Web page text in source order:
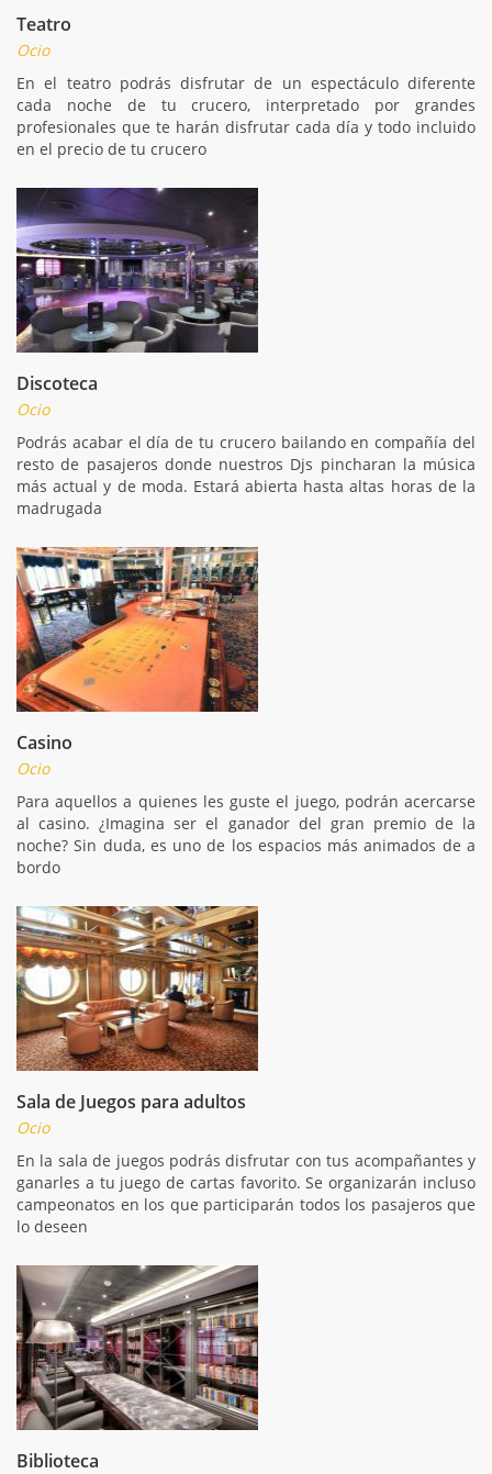
Teatro
Ocio
En el teatro podrás disfrutar de un espectáculo diferente
cada noche de tu crucero, interpretado por grandes
profesionales que te harán disfrutar cada día y todo incluido
en el precio de tu crucero
Discoteca
Ocio
Podrás acabar el día de tu crucero bailando en compañía del
resto de pasajeros donde nuestros Djs pincharan la música
más actual y de moda. Estará abierta hasta altas horas de la
madrugada
Casino
Ocio
Para aquellos a quienes les guste el juego, podrán acercarse
al casino. ¿Imagina ser el ganador del gran premio de la
noche? Sin duda, es uno de los espacios más animados de a
bordo
Sala de Juegos para adultos
Ocio
En la sala de juegos podrás disfrutar con tus acompañantes y
ganarles a tu juego de cartas favorito. Se organizarán incluso
campeonatos en los que participarán todos los pasajeros que
lo deseen
Biblioteca